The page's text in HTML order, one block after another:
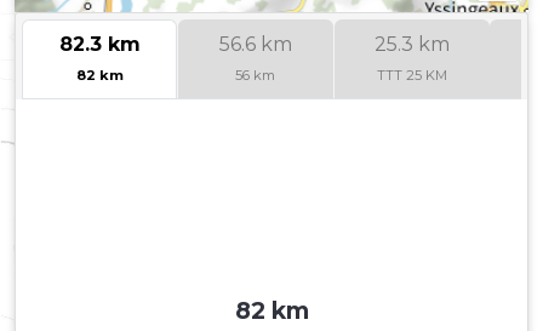
82.3 km
82 km
56.6 km
56 km
25.3 km
TTT 25 KM
82 km